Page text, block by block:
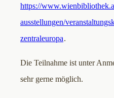
https://
ausstellungen/
zentraleuropa.
Die Teilnahme ist unter
sehr gerne möglich.